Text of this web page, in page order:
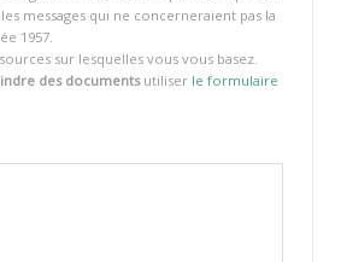
messages qui ne concerneraient pas la
1957.
sur lesquelles vous vous basez.
des documentsutiliser le formulaire